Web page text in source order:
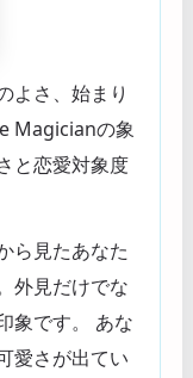
よさ、始まり
Magicianの象
と恋愛対象度
ら見たあなた
外見だけでな
象です。 あな
愛さが出てい